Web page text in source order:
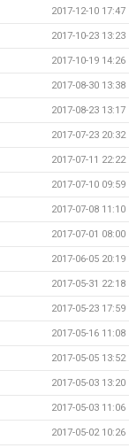
2017-12-10 17:47
2017-10-23 13:23
2017-10-19 14:26
2017-08-30 13:38
2017-08-23 13:17
2017-07-23 20:32
2017-07-11 22:22
2017-07-10 09:59
2017-07-08 11:10
2017-07-01 08:00
2017-06-05 20:19
2017-05-31 22:18
2017-05-23 17:59
2017-05-16 11:08
2017-05-05 13:52
2017-05-03 13:20
2017-05-03 11:06
2017-05-02 10:26